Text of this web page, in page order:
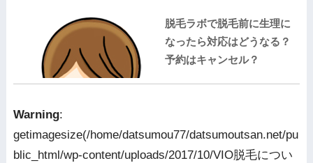
脱毛ラボで脱毛前に生理に
なったら対応はどうなる？
予約はキャンセル？
Warning:
getimagesize(/home/datsumou77/datsumoutsan.net/pu
blic_html/wp-content/uploads/2017/10/VIO脱毛につい